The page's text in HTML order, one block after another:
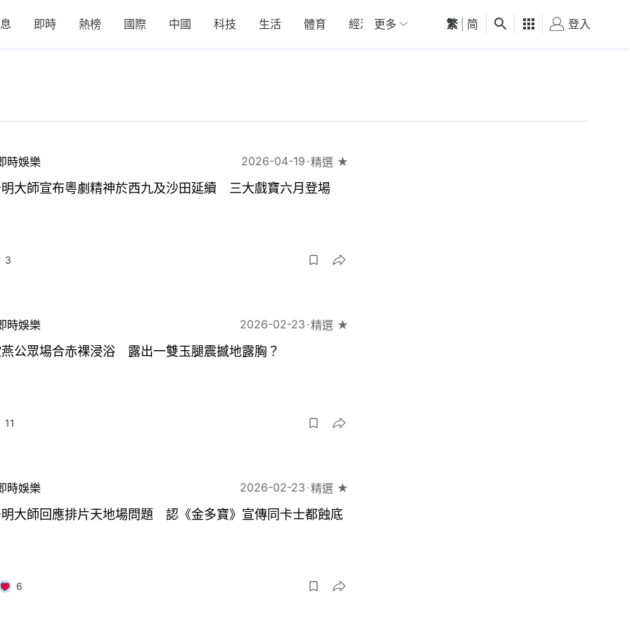
即時 熱榜 國際 中國 科技 生活 體育 經濟 01深圳 觀點 健康 好食玩飛
更多 繁 简 登入
時娛樂 2026-04-19 精選 ★
大師宣布粵劇精神於西九及沙田延續 三大戲寶六月登場
3
時娛樂 2026-02-23 精選 ★
公眾場合赤裸浸浴 露出一雙玉腿震撼地露胸？
11
時娛樂 2026-02-23 精選 ★
大師回應排片天地場問題 認《金多寶》宣傳同卡士都蝕底
6